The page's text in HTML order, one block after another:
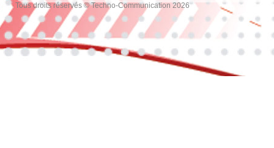
Tous droits réservés © Techno-Communication 2026